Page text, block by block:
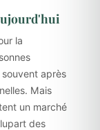
la
après
Mais
un marché
des